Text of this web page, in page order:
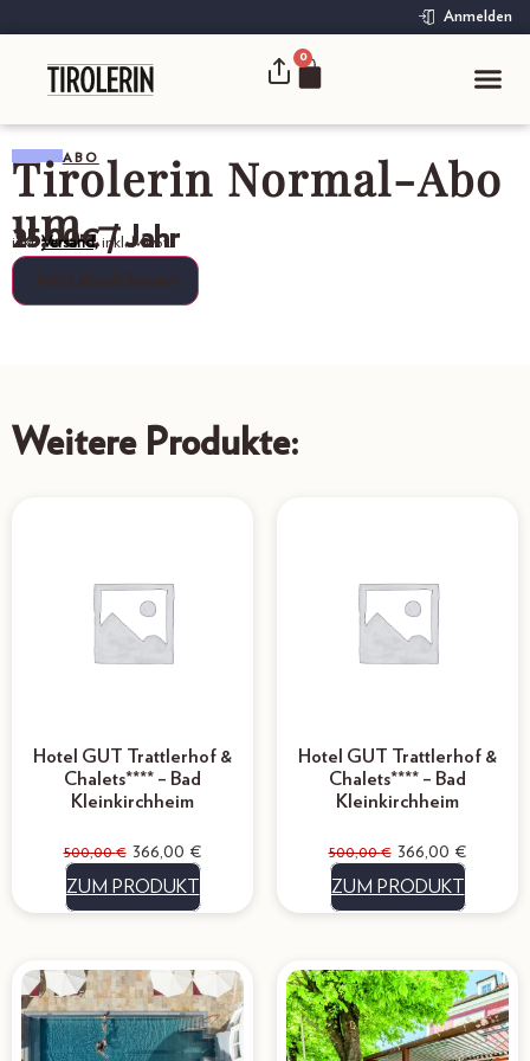
Anmelden
0
ABO
Tirolerin Normal-Abo
um –
25,00€ / Jahr
inkl.Versand,inkl. MwSt.
Weitere Produkte:
Hotel GUT Trattlerhof &
Chalets**** – Bad
Kleinkirchheim
500,00€ 366,00 €
ZUM PRODUKT
Hotel GUT Trattlerhof &
Chalets**** – Bad
Kleinkirchheim
500,00€ 366,00 €
ZUM PRODUKT